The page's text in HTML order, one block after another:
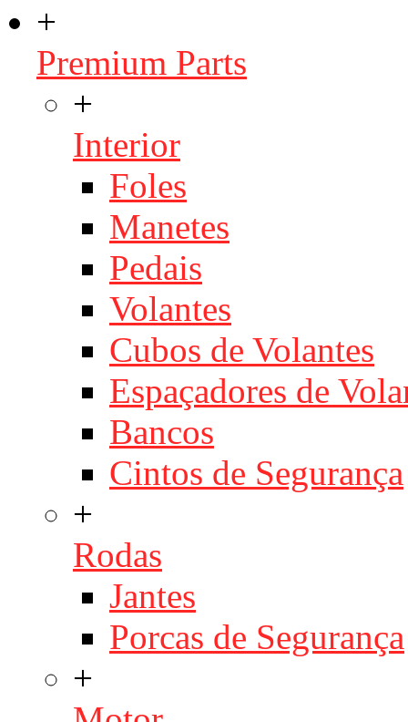
+
Premium Parts
+
Interior
Foles
Manetes
Pedais
Volantes
Cubos de Volantes
Espaçadores de
Bancos
Cintos de Segurança
+
Rodas
Jantes
Porcas de Segurança
+